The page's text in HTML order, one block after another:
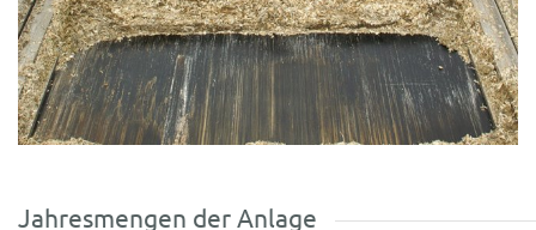
Jahresmengen der Anlage